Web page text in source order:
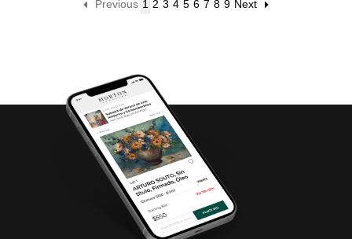
Previous 1 2 3 4 5 6 7 8 9 Next